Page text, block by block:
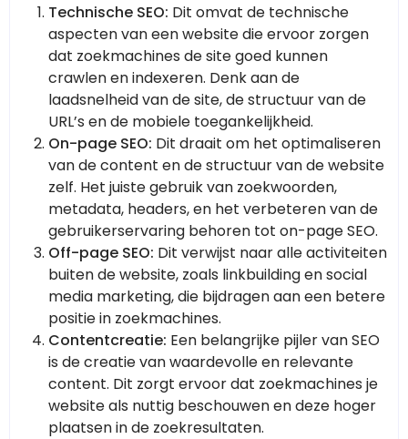
Technische SEO: Dit omvat de technische
aspecten van een website die ervoor zorgen
dat zoekmachines de site goed kunnen
crawlen en indexeren. Denk aan de
laadsnelheid van de site, de structuur van de
URL’s en de mobiele toegankelijkheid.
On-page SEO: Dit draait om het optimaliseren
van de content en de structuur van de website
zelf. Het juiste gebruik van zoekwoorden,
metadata, headers, en het verbeteren van de
gebruikerservaring behoren tot on-page SEO.
Off-page SEO: Dit verwijst naar alle activiteiten
buiten de website, zoals linkbuilding en social
media marketing, die bijdragen aan een betere
positie in zoekmachines.
Contentcreatie: Een belangrijke pijler van SEO
is de creatie van waardevolle en relevante
content. Dit zorgt ervoor dat zoekmachines je
website als nuttig beschouwen en deze hoger
plaatsen in de zoekresultaten.